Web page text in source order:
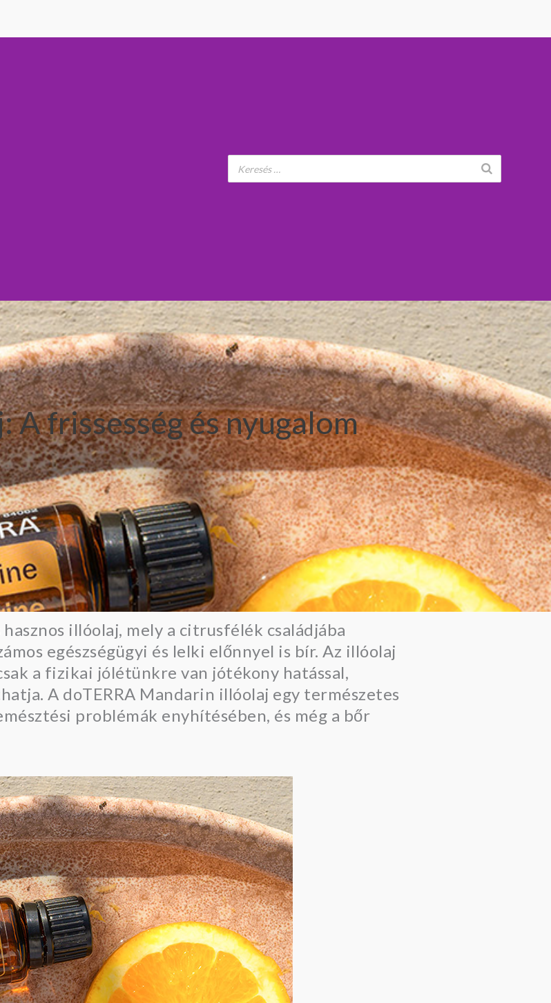
frissesség és nyugalom
illóolaj, mely a citrusfélék családjába
egészségügyi és lelki előnnyel is bír. Az illóolaj
a fizikai jólétünkre van jótékony hatással,
A doTERRA Mandarin illóolaj egy természetes
problémák enyhítésében, és még a bőr